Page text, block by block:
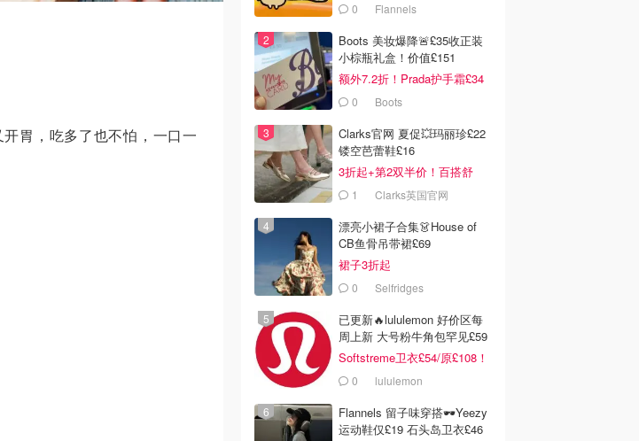
胃，吃多了也不怕，一口一
0 Flannels
Boots 美妆爆降🚨£35收正装
小棕瓶礼盒！价值£151
额外7.2折！Prada护手霜£34
0 Boots
Clarks官网 夏促💥玛丽珍£22
镂空芭蕾鞋£16
3折起+第2双半价！百搭舒
服！1 Clarks英国官网
漂亮小裙子合集👗House of
CB鱼骨吊带裙£69
裙子3折起
0 Selfridges
已更新🔥lululemon 好价区每
周上新 大号粉牛角包罕见£59
Softstreme卫衣£54/原£108！
0 lululemon
Flannels 留子味穿搭🕶️Yeezy
运动鞋仅£19 石头岛卫衣£46